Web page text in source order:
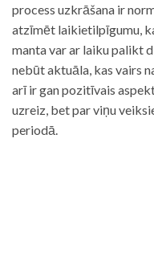
process uzkrāšana ir
atzīmēt laikietilpīgumu,
manta var ar laiku palikt
nebūt aktuāla, kas vairs
arī ir gan pozitīvais
uzreiz, bet par viņu
periodā.